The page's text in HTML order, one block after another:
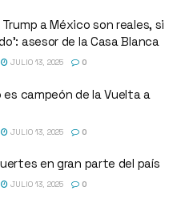
Trump a México son reales, si
asesor de la Casa Blanca
JULIO 13, 2025 0
es campeón de la Vuelta a
JULIO 13, 2025 0
en gran parte del país
JULIO 13, 2025 0